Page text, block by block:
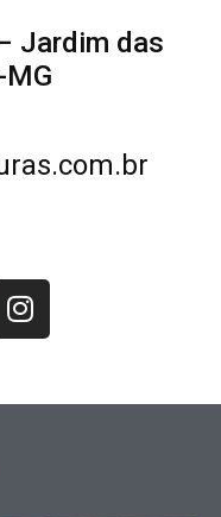
Jardim das